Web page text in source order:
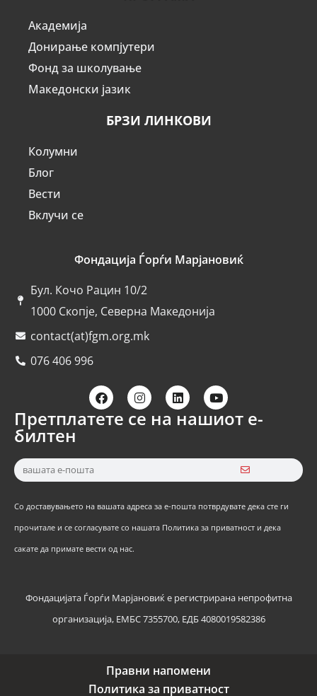
Академија
Донирање компјутери
Фонд за школување
Македонски јазик
БРЗИ ЛИНКОВИ
Колумни
Блог
Вести
Вклучи се
Фондација Ѓорѓи Марјановиќ
Бул. Кочо Рацин 10/2
1000 Скопје, Северна Македонија
contact(at)fgm.org.mk
076 406 996
Претплатете се на нашиот е-
билтен
Со доставувањето на вашата адреса за е-пошта потврдувате дека сте ги
прочитале и се согласувате со нашата Политика за приватност и дека
сакате да примате вести од нас.
Фондацијата Ѓорѓи Марјановиќ е регистрирана непрофитна
организација, ЕМБС 7355700, ЕДБ 4080019582386
Правни напомени
Политика за приватност